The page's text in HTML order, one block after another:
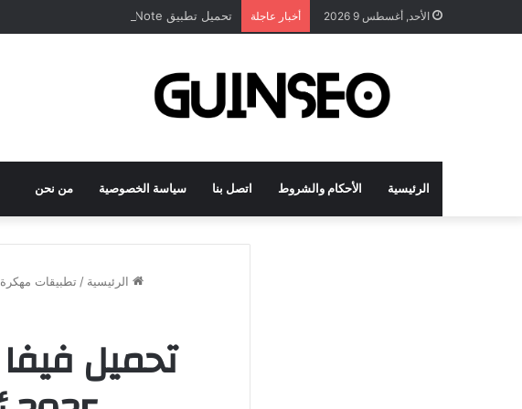
الأحد, أغسطس 9 2026 أخبار عاجلة تحميل تطبيق DrawNote مهكر 2026 النسخة المدفوعة للأندرويد مجاناً
الرئيسية الأحكام والشروط اتصل بنا سياسة الخصوصية من نحن
الرئيسية / تطبيقات مهكرة